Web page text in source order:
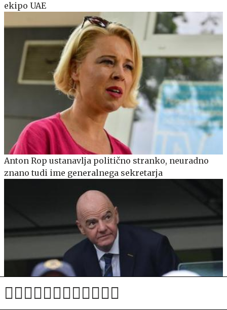
ekipo UAE
Anton Rop ustanavlja politično stranko, neuradno
znano tudi ime generalnega sekretarja